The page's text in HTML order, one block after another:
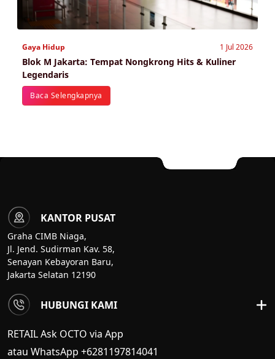
Gaya Hidup 1 Jul 2026
Blok M Jakarta: Tempat Nongkrong Hits & Kuliner
Legendaris
Baca Selengkapnya
KANTOR PUSAT
Graha CIMB Niaga,
Jl. Jend. Sudirman Kav. 58,
Senayan Kebayoran Baru,
Jakarta Selatan 12190
HUBUNGI KAMI
RETAIL Ask OCTO via App
atau WhatsApp +6281197814041